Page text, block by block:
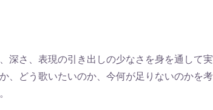
深さ、表現の引き出しの少なさを身を通して実
、どう歌いたいのか、今何が足りないのかを